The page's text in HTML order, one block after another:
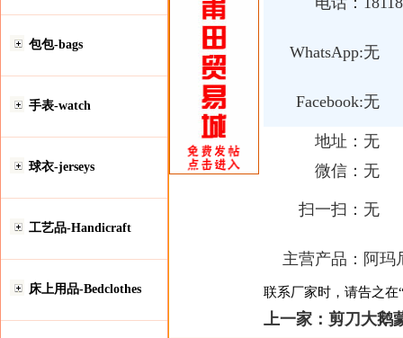
包包-bags
手表-watch
球衣-jerseys
工艺品-Handicraft
床上用品-Bedclothes
WhatsApp:无
Facebook:无
地址： 无
微信： 无
扫一扫： 无
主营产品： 阿玛
联系厂家时，请告之在
上一家： 剪刀大鹅